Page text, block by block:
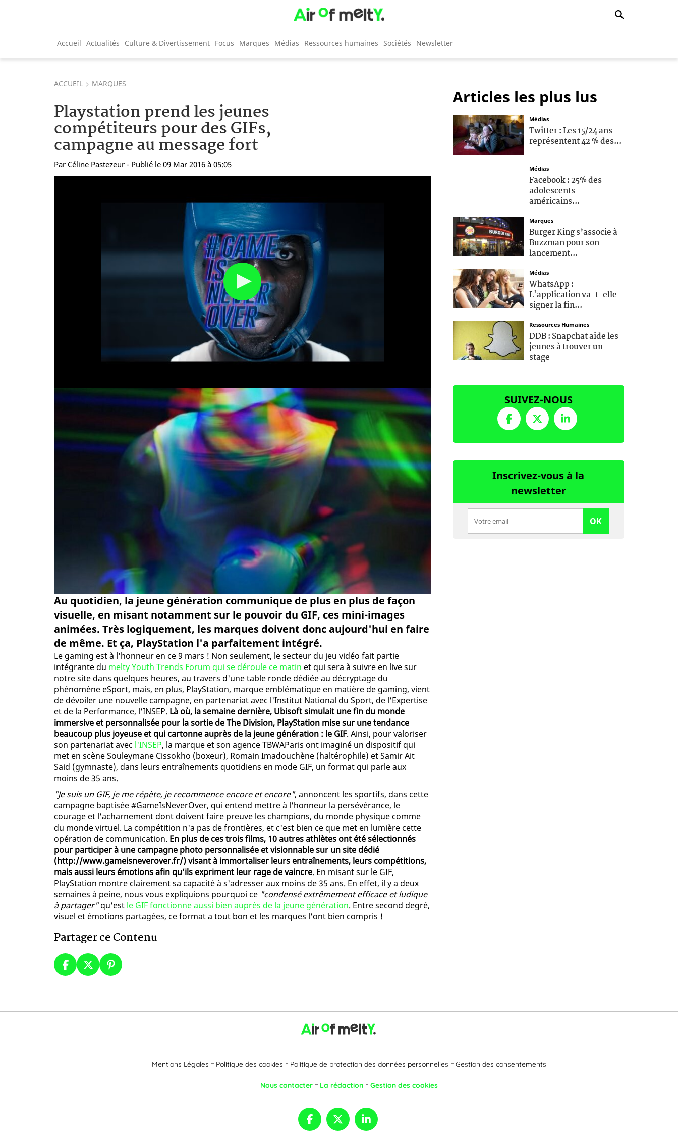
Accueil Actualités Culture & Divertissement Focus Marques Médias Ressources humaines Sociétés Newsletter
ACCUEIL MARQUES
Playstation prend les jeunes
compétiteurs pour des GIFs,
campagne au message fort
Par Céline Pastezeur - Publié le 09 Mar 2016 à 05:05
Au quotidien, la jeune génération communique de plus en plus de façon
visuelle, en misant notamment sur le pouvoir du GIF, ces mini-images
animées. Très logiquement, les marques doivent donc aujourd'hui en faire
de même. Et ça, PlayStation l'a parfaitement intégré.
Le gaming est à l'honneur en ce 9 mars ! Non seulement, le secteur du jeu vidéo fait partie
intégrante du melty Youth Trends Forum qui se déroule ce matin et qui sera à suivre en live sur
notre site dans quelques heures, au travers d'une table ronde dédiée au décryptage du
phénomène eSport, mais, en plus, PlayStation, marque emblématique en matière de gaming, vient
de dévoiler une nouvelle campagne, en partenariat avec l'Institut National du Sport, de l'Expertise
et de la Performance, l'INSEP. Là où, la semaine dernière, Ubisoft simulait une fin du monde
immersive et personnalisée pour la sortie de The Division, PlayStation mise sur une tendance
beaucoup plus joyeuse et qui cartonne auprès de la jeune génération : le GIF. Ainsi, pour valoriser
son partenariat avec l'INSEP, la marque et son agence TBWAParis ont imaginé un dispositif qui
met en scène Souleymane Cissokho (boxeur), Romain Imadouchène (haltérophile) et Samir Ait
Said (gymnaste), dans leurs entraînements quotidiens en mode GIF, un format qui parle aux
moins de 35 ans.
"Je suis un GIF, je me répète, je recommence encore et encore", annoncent les sportifs, dans cette
campagne baptisée #GameIsNeverOver, qui entend mettre à l'honneur la persévérance, le
courage et l'acharnement dont doivent faire preuve les champions, du monde physique comme
du monde virtuel. La compétition n'a pas de frontières, et c'est bien ce que met en lumière cette
opération de communication. En plus de ces trois films, 10 autres athlètes ont été sélectionnés
pour participer à une campagne photo personnalisée et visionnable sur un site dédié
(http://www.gameisneverover.fr/) visant à immortaliser leurs entraînements, leurs compétitions,
mais aussi leurs émotions afin qu’ils expriment leur rage de vaincre. En misant sur le GIF,
PlayStation montre clairement sa capacité à s'adresser aux moins de 35 ans. En effet, il y a deux
semaines à peine, nous vous expliquions pourquoi ce "condensé extrêmement efficace et ludique
à partager"qu'est le GIF fonctionne aussi bien auprès de la jeune génération. Entre second degré,
visuel et émotions partagées, ce format a tout bon et les marques l'ont bien compris !
Partager ce Contenu
Articles les plus lus
Médias
Twitter : Les 15/24 ans
représentent 42 % des...
Médias
Facebook : 25% des
adolescents
américains...
Marques
Burger King s’associe à
Buzzman pour son
lancement...
Médias
WhatsApp :
L'application va-t-elle
signer la fin...
Ressources Humaines
DDB : Snapchat aide les
jeunes à trouver un
stage
SUIVEZ-NOUS
Inscrivez-vous à la
newsletter
OK
Mentions Légales Politique des cookies Politique de protection des données personnelles Gestion des consentements
Nous contacter La rédaction Gestion des cookies